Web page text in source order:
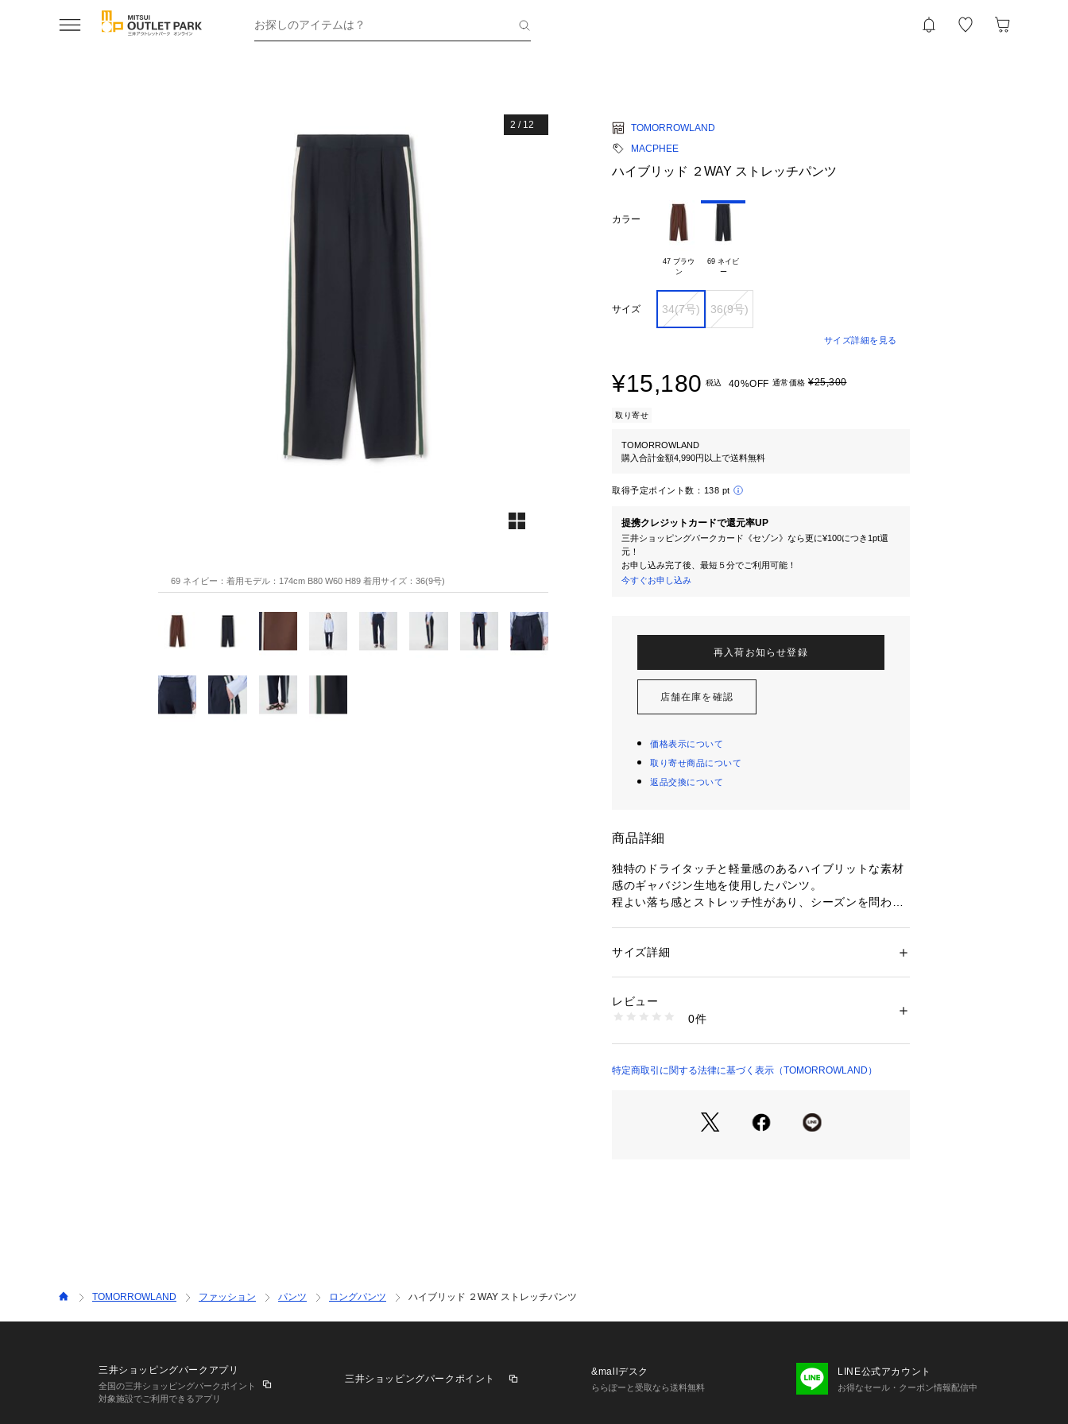
お探しのアイテムは？
2 / 12
69 ネイビー：着用モデル：174cm B80 W60 H89 着用サイズ：36(9号)
TOMORROWLAND
MACPHEE
ハイブリッド ２WAY ストレッチパンツ
カラー
47 ブラウ
69 ネイビ
ー
サイズ 34(7号) 36(9号)
サイズ詳細を見る
¥15,180 税込 40%OFF 通常価格 ¥25,300
取り寄せ
TOMORROWLAND
購入合計金額4,990円以上で送料無料
取得予定ポイント数： 138 pt
提携クレジットカードで還元率UP
三井ショッピングパークカード《セゾン》なら更に¥100につき1pt還
元！
お申し込み完了後、最短５分でご利用可能！
今すぐお申し込み
再入荷お知らせ登録
店舗在庫を確認
価格表示について
取り寄せ商品について
返品交換について
商品詳細
独特のドライタッチと軽量感のあるハイブリットな素材
感のギャバジン生地を使用したパンツ。
程よい落ち感とストレッチ性があり、シーズンを問わな
をイメージしたテーパードシルエット。
合わせることで幅広いスタイリングを楽しめます。
店舗にお問い合わせの際は、下記の商品番号をお申し付
性別：レディース
生産国：中国
洗濯：手洗い、漂白不可、タンブル乾燥不可、自然乾燥、アイロ
※詳しい洗濯方法については、商品の品質表示タグをご覧くださ
商品番号：1095000009842 （モール）
サイズ詳細
レビュー
0件
特定商取引に関する法律に基づく表示（TOMORROWLAND）
TOMORROWLAND ファッション パンツ ロングパンツ ハイブリッド ２WAY ストレッチパンツ
三井ショッピングパークアプリ
全国の三井ショッピングパークポイント
対象施設でご利用できるアプリ
三井ショッピングパークポイント
&mallデスク
ららぽーと受取なら送料無料
LINE公式アカウント
お得なセール・クーポン情報配信中